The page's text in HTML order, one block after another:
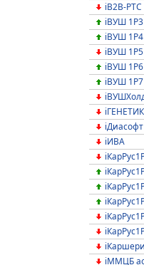
iВ2В-РТС
iВУШ 1P3
iВУШ 1P4
iВУШ 1P5
iВУШ 1P6
iВУШ 1P7
iДиасофт
iИВА
iММЦБ